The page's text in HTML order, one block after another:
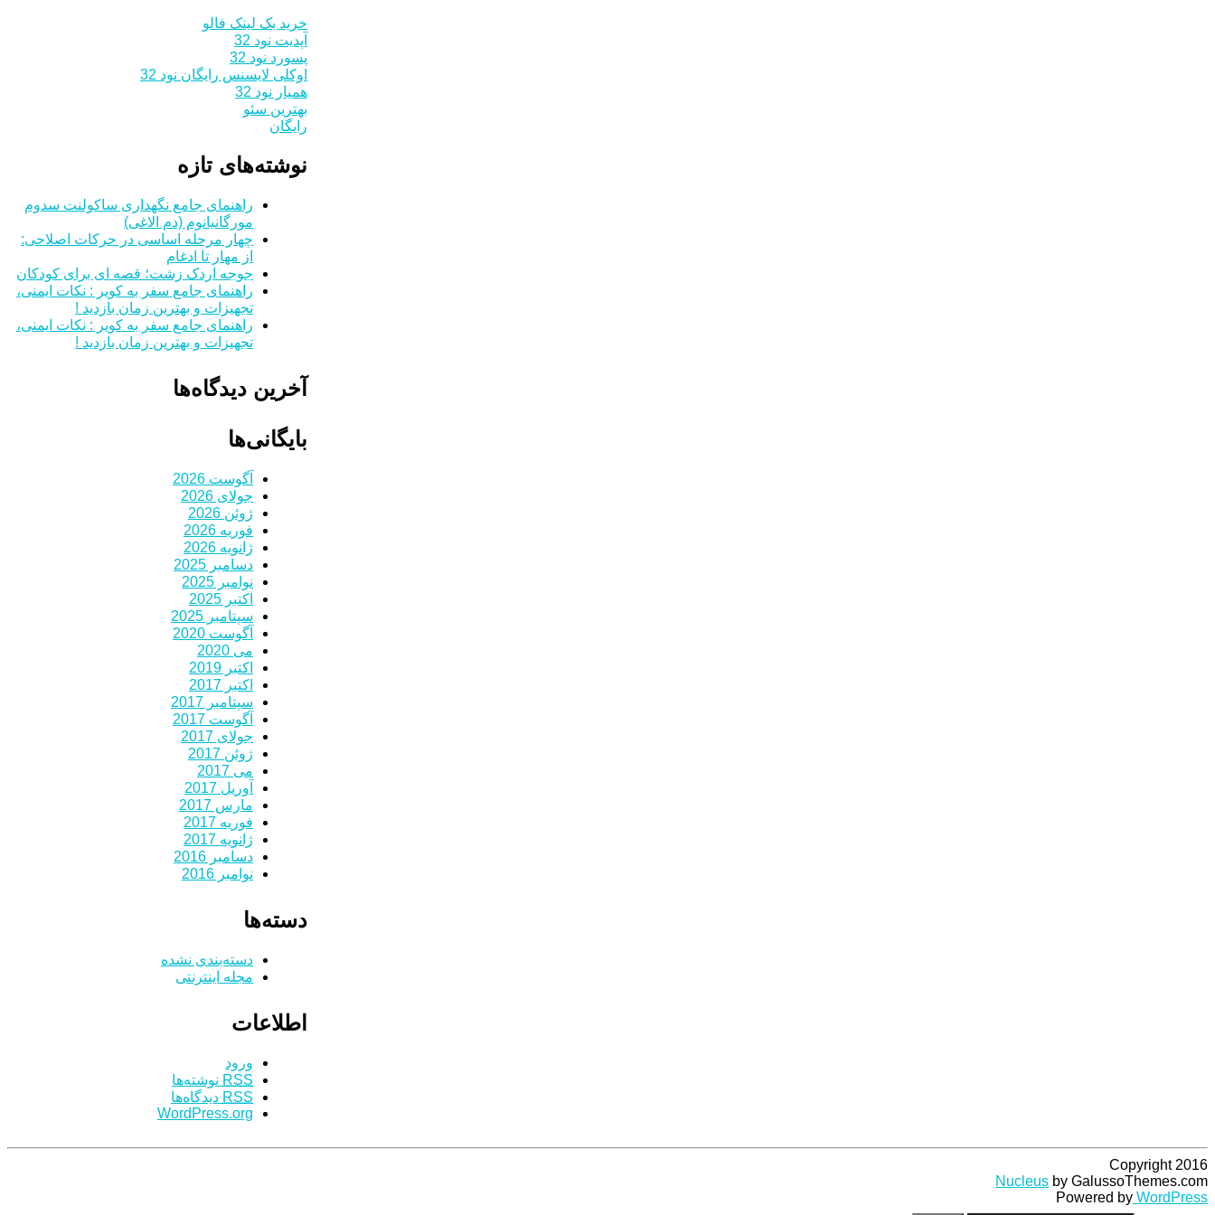
خرید بک لینک فالو
آپدیت نود 32
پسورد نود 32
اوکلی لایسنس رایگان نود 32
همیار نود 32
بهترین سئو
رایگان
نوشته‌های تازه
راهنمای جامع نگهداری ساکولنت سدوم
مورگانیانوم (دم الاغی)
چهار مرحله اساسی در حرکات اصلاحی:
از مهار تا ادغام
جوجه اردک زشت؛ قصه ای برای کودکان
راهنمای جامع سفر به کویر : نکات ایمنی،
تجهیزات و بهترین زمان بازدید !
راهنمای جامع سفر به کویر : نکات ایمنی،
تجهیزات و بهترین زمان بازدید !
آخرین دیدگاه‌ها
بایگانی‌ها
آگوست 2026
جولای 2026
ژوئن 2026
فوریه 2026
ژانویه 2026
دسامبر 2025
نوامبر 2025
اکتبر 2025
سپتامبر 2025
آگوست 2020
می 2020
اکتبر 2019
اکتبر 2017
سپتامبر 2017
آگوست 2017
جولای 2017
ژوئن 2017
می 2017
آوریل 2017
مارس 2017
فوریه 2017
ژانویه 2017
دسامبر 2016
نوامبر 2016
دسته‌ها
دسته‌بندی نشده
مجله اینترنتی
اطلاعات
ورود
RSS نوشته‌ها
RSS دیدگاه‌ها
WordPress.org
Copyright 2016
Nucleus by GalussoThemes.com
Powered by WordPress